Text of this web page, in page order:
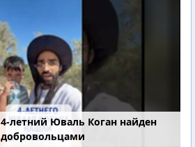
4-летний Юваль Коган найден
добровольцами